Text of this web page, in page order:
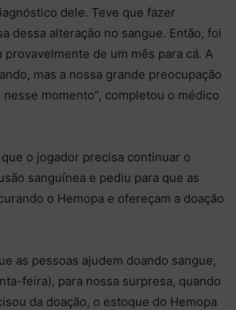
dele. Teve que fazer
dessa alteração no sangue. Então, foi
provavelmente de um mês para cá. A
mas a nossa grande preocupação
momento”, completou o médico
o jogador precisa continuar o
sanguínea e pediu para que as
o Hemopa e ofereçam a doação
as pessoas ajudem doando sangue,
feira), para nossa surpresa, quando
da doação, o estoque do Hemopa